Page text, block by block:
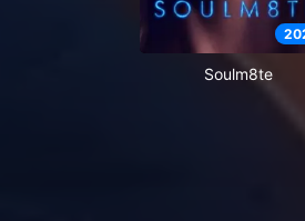
Soulm8te